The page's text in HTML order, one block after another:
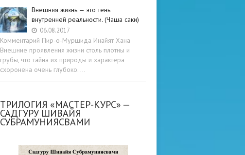
Внешняя жизнь — это тень
внутренней реальности. (Чаша саки)
06.08.2017
Комментарий Пир-о-Муршида Инайят Хана
Внешние проявления жизни столь плотны и
грубы, что тайна их природы и характера
схоронена очень глубоко. …
ТРИЛОГИЯ «МАСТЕР-КУРС» —
САДГУРУ ШИВАЙЯ
СУБРАМУНИЯСВАМИ